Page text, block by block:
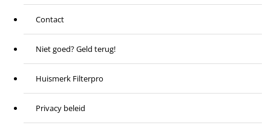
Contact
Niet goed? Geld terug!
Huismerk Filterpro
Privacy beleid